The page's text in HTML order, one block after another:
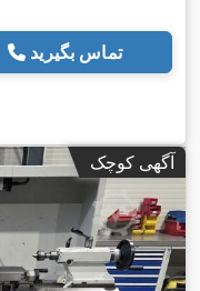
تماس بگیرید
آگهی کوچک